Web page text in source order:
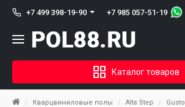
+7 499 398-19-90 +7 985 057-51-19
Каталог товаров
Кварцвиниловые полы Alta Step
Gusto